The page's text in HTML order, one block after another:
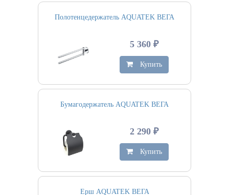
Полотенцедержатель AQUATEK ВЕГА
5 360 ₽
Купить
Бумагодержатель AQUATEK ВЕГА
2 290 ₽
Купить
Ерш AQUATEK ВЕГА